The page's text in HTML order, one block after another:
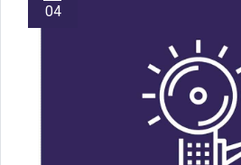
04